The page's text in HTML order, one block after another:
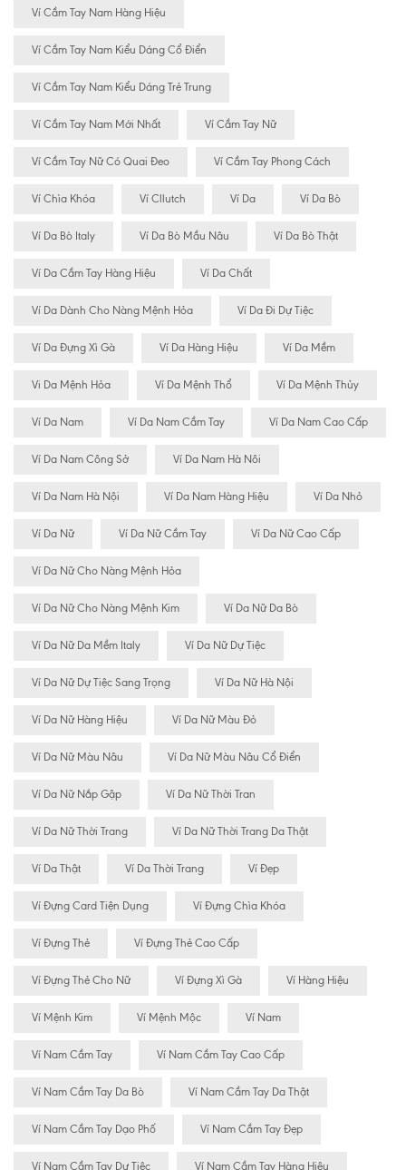
Ví Cầm Tay Nam Hàng Hiệu
Ví Cầm Tay Nam Kiểu Dáng Cổ Điển
Ví Cầm Tay Nam Kiểu Dáng Trẻ Trung
Ví Cầm Tay Nam Mới Nhất Ví Cầm Tay Nữ
Ví Cầm Tay Nữ Có Quai Đeo Ví Cầm Tay Phong Cách
Ví Chìa Khóa Ví Cllutch Ví Da Ví Da Bò
Ví Da Bò Italy Ví Da Bò Mầu Nâu Ví Da Bò Thật
Ví Da Cầm Tay Hàng Hiệu Ví Da Chất
Ví Da Dành Cho Nàng Mệnh Hỏa Ví Da Đi Dự Tiệc
Ví Da Đựng Xì Gà Ví Da Hàng Hiệu Ví Da Mềm
Vi Da Mệnh Hỏa Ví Da Mệnh Thổ Ví Da Mệnh Thủy
Ví Da Nam Ví Da Nam Cầm Tay Ví Da Nam Cao Cấp
Ví Da Nam Công Sở Ví Da Nam Hà Nôi
Ví Da Nam Hà Nội Ví Da Nam Hàng Hiệu Ví Da Nhỏ
Ví Da Nữ Ví Da Nữ Cầm Tay Ví Da Nữ Cao Cấp
Ví Da Nữ Cho Nàng Mệnh Hỏa
Ví Da Nữ Cho Nàng Mệnh Kim Ví Da Nữ Da Bò
Ví Da Nữ Da Mềm Italy Ví Da Nữ Dự Tiệc
Ví Da Nữ Dự Tiệc Sang Trọng Ví Da Nữ Hà Nội
Ví Da Nữ Hàng Hiệu Ví Da Nữ Màu Đỏ
Ví Da Nữ Màu Nâu Ví Da Nữ Màu Nâu Cổ Điển
Ví Da Nữ Nắp Gập Ví Da Nữ Thời Tran
Ví Da Nữ Thời Trang Ví Da Nữ Thời Trang Da Thật
Ví Da Thật Ví Da Thời Trang Ví Đẹp
Ví Đựng Card Tiện Dụng Ví Đựng Chìa Khóa
Ví Đựng Thẻ Ví Đựng Thẻ Cao Cấp
Ví Đựng Thẻ Cho Nữ Ví Đựng Xì Gà Ví Hàng Hiệu
Ví Mệnh Kim Ví Mệnh Mộc Ví Nam
Ví Nam Cầm Tay Ví Nam Cầm Tay Cao Cấp
Ví Nam Cầm Tay Da Bò Ví Nam Cầm Tay Da Thật
Ví Nam Cầm Tay Dạo Phố Ví Nam Cầm Tay Đẹp
Ví Nam Cầm Tay Dự Tiệc Ví Nam Cầm Tay Hàng Hiệu